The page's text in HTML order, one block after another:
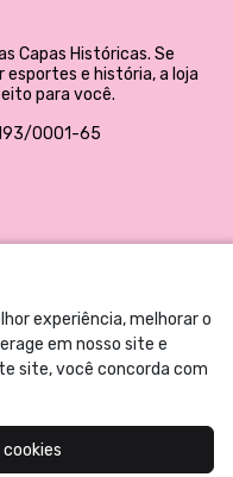
experiência, melhorar o
em nosso site e
site, você concorda com
Capas Históricas. Se
esportes e história, a loja
para você.
0001-65